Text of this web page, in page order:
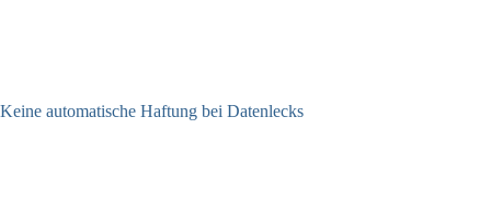
Keine automatische Haftung bei Datenlecks